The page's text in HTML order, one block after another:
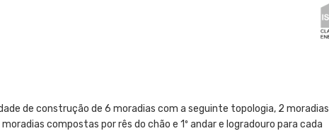
de construção de 6 moradias com a seguinte topologia, 2 moradias
compostas por rês do chão e 1º andar e logradouro para cada